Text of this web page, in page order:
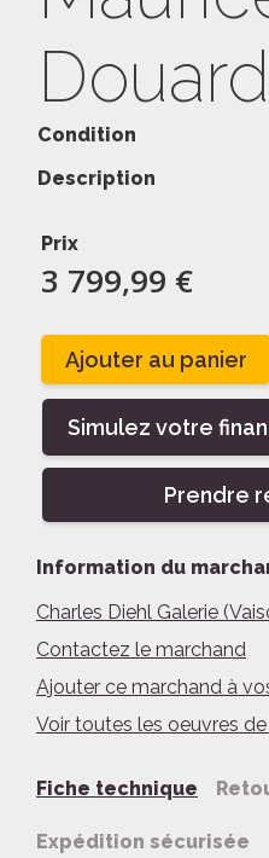
Douard
Condition
Description
Prix
3 799,99 €
Ajouter au panier
Simulez votre
Prendre
Information du
Charles Diehl Galerie
Contactez le marchand
Ajouter ce marchand à
Voir toutes les oeuvres
Fiche technique
Expédition sécurisée